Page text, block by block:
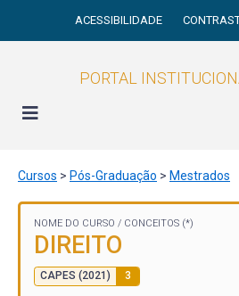
ACESSIBILIDADE
PORTAL
Cursos > Pós-Graduação > Mestrados
NOME DO CURSO / CONCEITOS (*)
DIREITO
CAPES (2021) 3